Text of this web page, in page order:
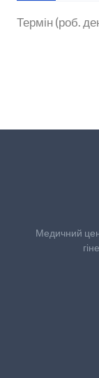
Термін (роб.
Медичний